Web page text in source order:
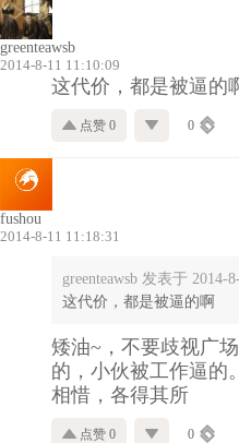
greenteawsb
2014-8-11 11:10:09
这代价，都是被逼的
点赞 0 0
fushou
2014-8-11 11:18:31
greenteawsb 发表于 2014-
这代价，都是被逼的啊
矮油~，不要歧视广
的，小伙被工作逼的
相惜 ，各得其所
点赞 0 0